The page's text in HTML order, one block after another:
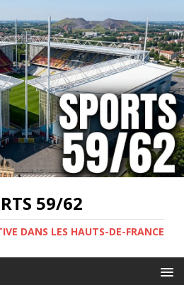
59/62
DANS LES HAUTS-DE-FRANCE